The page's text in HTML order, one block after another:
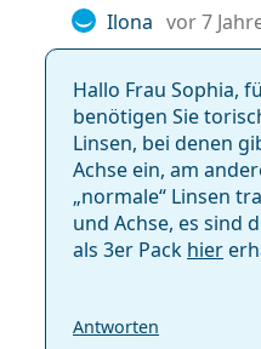
Ilona vor 7
Hallo Frau Sophia,
benötigen Sie
Linsen, bei denen
Achse ein, am
„normale“ Linsen
und Achse, es sind
als 3er Pack hier
Antworten